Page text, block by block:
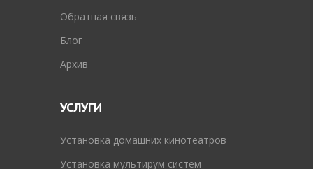
Обратная связь
Блог
Архив
УСЛУГИ
Установка домашних кинотеатров
Установка мультирум систем